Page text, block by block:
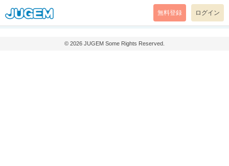
無料登録 ログイン
© 2026 JUGEM Some Rights Reserved.